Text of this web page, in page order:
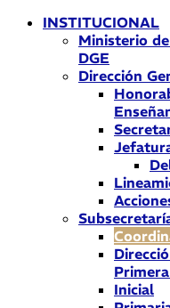
INSTITUCIONAL
Ministerio
DGE
Dirección
Inicial